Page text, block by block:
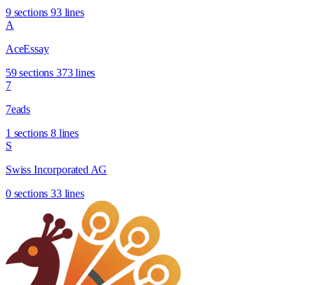
9 sections 93 lines
A
AceEssay
59 sections 373 lines
7
7eads
1 sections 8 lines
S
Swiss Incorporated AG
0 sections 33 lines